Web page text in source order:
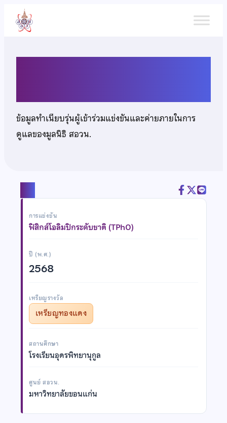
เนื้อหา
ข้อมูลทำเนียบรุ่นผู้เข้าร่วมแข่งขันและค่ายภายในการ
ดูแลของมูลนิธิ สอวน.
การแข่งขัน
ฟิสิกส์โอลิมปิกระดับชาติ (TPhO)
ปี (พ.ศ.)
2568
เหรียญรางวัล
เหรียญทองแดง
สถานศึกษา
โรงเรียนอุดรพิทยานุกูล
ศูนย์ สอวน.
มหาวิทยาลัยขอนแก่น